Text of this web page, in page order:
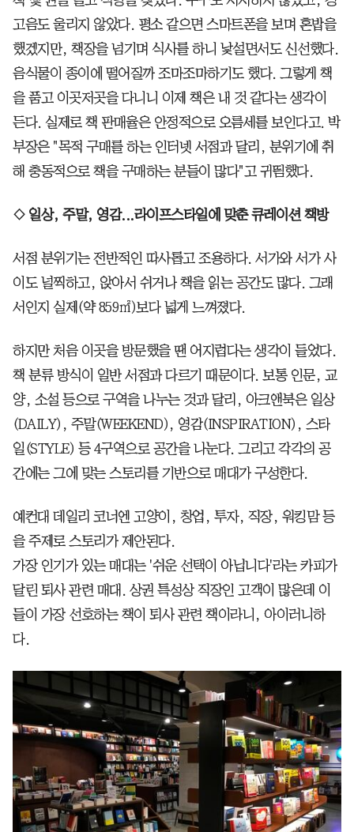
고음도 울리지 않았다. 평소 같으면 스마트폰을 보며 혼밥을
했겠지만, 책장을 넘기며 식사를 하니 낯설면서도 신선했다.
음식물이 종이에 떨어질까 조마조마하기도 했다. 그렇게 책
을 품고 이곳저곳을 다니니 이제 책은 내 것 같다는 생각이
든다. 실제로 책 판매율은 안정적으로 오름세를 보인다고. 박
부장은 "목적 구매를 하는 인터넷 서점과 달리, 분위기에 취
해 충동적으로 책을 구매하는 분들이 많다"고 귀띔했다.
◇ 일상, 주말, 영감...라이프스타일에 맞춘 큐레이션 책방
서점 분위기는 전반적인 따사롭고 조용하다. 서가와 서가 사
이도 널찍하고, 앉아서 쉬거나 책을 읽는 공간도 많다. 그래
서인지 실제(약 859㎡)보다 넓게 느껴졌다.
하지만 처음 이곳을 방문했을 땐 어지럽다는 생각이 들었다.
책 분류 방식이 일반 서점과 다르기 때문이다. 보통 인문, 교
양, 소설 등으로 구역을 나누는 것과 달리, 아크앤북은 일상
(DAILY), 주말(WEEKEND), 영감(INSPIRATION), 스타
일(STYLE) 등 4구역으로 공간을 나눈다. 그리고 각각의 공
간에는 그에 맞는 스토리를 기반으로 매대가 구성한다.
예컨대 데일리 코너엔 고양이, 창업, 투자, 직장, 워킹맘 등
을 주제로 스토리가 제안된다.
가장 인기가 있는 매대는 '쉬운 선택이 아닙니다'라는 카피가
달린 퇴사 관련 매대. 상권 특성상 직장인 고객이 많은데 이
들이 가장 선호하는 책이 퇴사 관련 책이라니, 아이러니하
다.